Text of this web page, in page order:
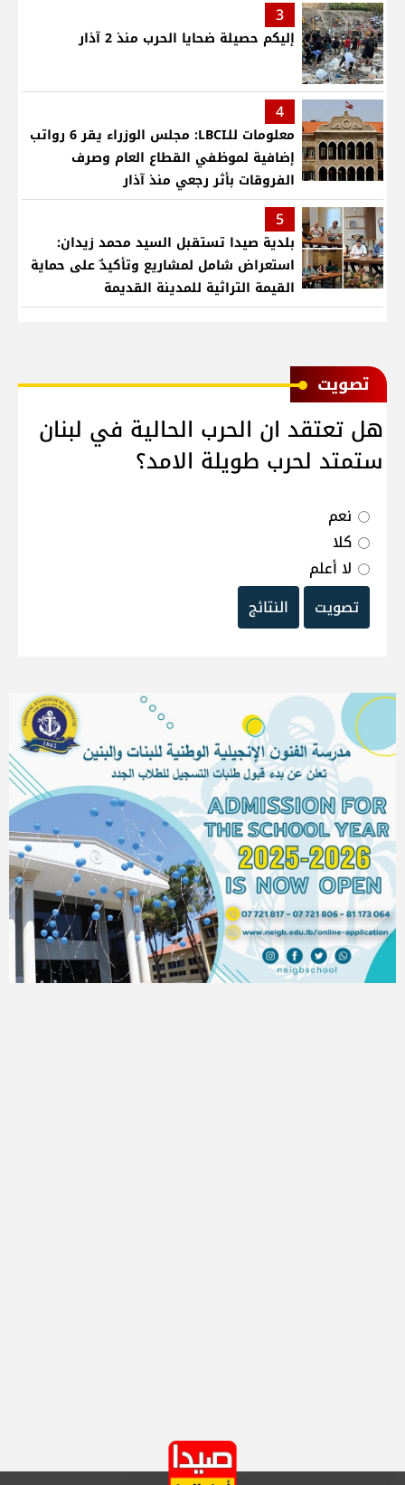
3
إليكم حصيلة ضحايا الحرب منذ 2 آذار
4
معلومات للـLBCI: مجلس الوزراء يقر 6 رواتب
إضافية لموظفي القطاع العام وصرف
الفروقات بأثر رجعي منذ آذار
5
بلدية صيدا تستقبل السيد محمد زيدان:
استعراض شامل لمشاريع وتأكيدٌ على حماية
القيمة التراثية للمدينة القديمة
ﺗﺼﻮﻳﺖ
هل تعتقد ان الحرب الحالية في لبنان
ستمتد لحرب طويلة الامد؟
نعم
كلا
لا أعلم
تصويت
النتائج